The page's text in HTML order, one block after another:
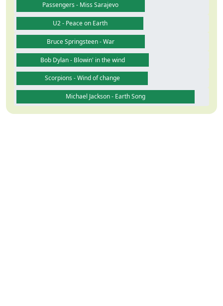
Passengers - Miss Sarajevo
U2 - Peace on Earth
Bruce Springsteen - War
Bob Dylan - Blowin' in the wind
Scorpions - Wind of change
Michael Jackson - Earth Song